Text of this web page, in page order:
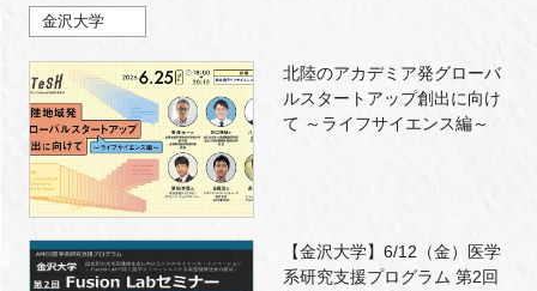
金沢大学
北陸のアカデミア発グローバ
ルスタートアップ創出に向け
て ～ライフサイエンス編～
【金沢大学】6/12（金）医学
系研究支援プログラム 第2回